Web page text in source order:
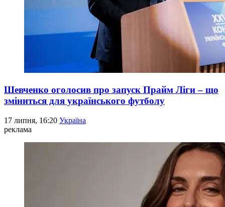
Шевченко оголосив про запуск Прайм Ліги – що
зміниться для українського футболу
17 липня, 16:20 Україна
реклама